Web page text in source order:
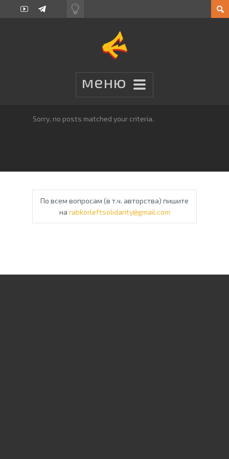
Sorry, no posts matched your criteria.
По всем вопросам (в т.ч. авторства) пишите
на rabkorleftsolidarity@gmail.com